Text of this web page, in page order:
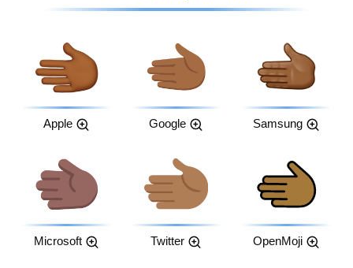
Apple Google Samsung
Microsoft Twitter OpenMoji